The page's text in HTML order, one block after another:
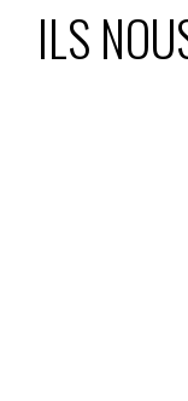
ILS